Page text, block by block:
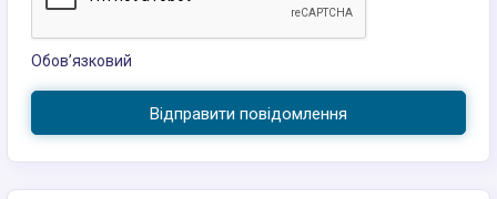
Обов’язковий
Відправити повідомлення